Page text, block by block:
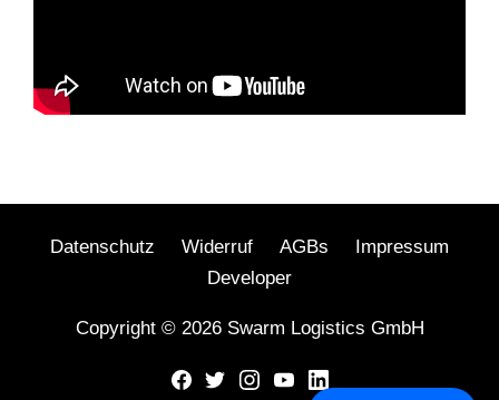
Datenschutz Widerruf AGBs
Impressum
Developer
Copyright © 2026 Swarm Logistics GmbH
Facebook
TwitterInstagram
YoutubeLinkedIn